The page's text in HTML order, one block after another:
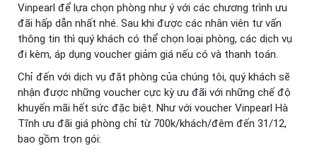
Vinpearl để lựa chọn phòng như ý với các chương trình ưu
đãi hấp dẫn nhất nhé. Sau khi được các nhân viên tư vấn
thông tin thì quý khách có thể chọn loại phòng, các dịch vụ
đi kèm, áp dụng voucher giảm giá nếu có và thanh toán.
Chỉ đến với dịch vụ đặt phòng của chúng tôi, quý khách sẽ
nhận được những voucher cực kỳ ưu đãi với những chế độ
khuyến mãi hết sức đặc biệt. Như với voucher Vinpearl Hà
Tĩnh ưu đãi giá phòng chỉ từ 700k/khách/đêm đến 31/12,
bao gồm trọn gói: